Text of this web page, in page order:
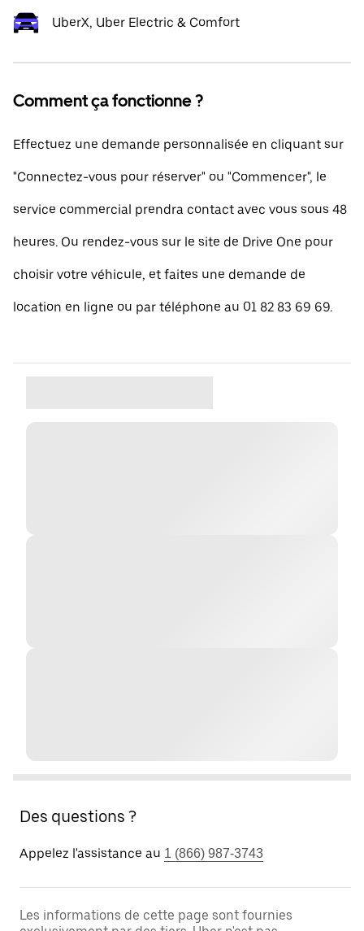
UberX, Uber Electric & Comfort
Comment ça fonctionne ?
Effectuez une demande personnalisée en cliquant sur
"Connectez-vous pour réserver" ou "Commencer", le
service commercial prendra contact avec vous sous 48
heures. Ou rendez-vous sur le site de Drive One pour
choisir votre véhicule, et faites une demande de
location en ligne ou par téléphone au 01 82 83 69 69.
Des questions ?
Appelez l'assistance au 1 (866) 987-3743
Les informations de cette page sont fournies